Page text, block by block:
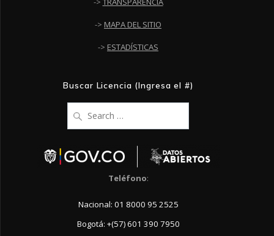
-> MAPA DEL SITIO
-> ESTADÍSTICAS
Buscar Licencia (Ingresa el #)
for:
Teléfono:
Nacional: 01 8000 95 2525
Bogotá: +(57) 601 390 7950